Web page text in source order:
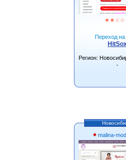
★★☆☆
Переход на
Регион:
-
malina-